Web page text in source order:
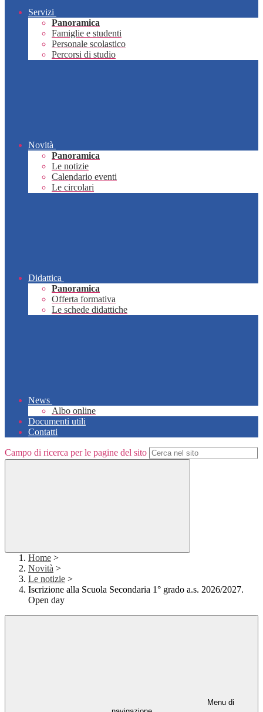
Servizi
Panoramica
Famiglie e studenti
Personale scolastico
Percorsi di studio
Novità
Panoramica
Le notizie
Calendario eventi
Le circolari
Didattica
Panoramica
Offerta formativa
Le schede didattiche
News
Albo online
Documenti utili
Contatti
Campo di ricerca per le pagine del sito
Home >
Novità >
Le notizie >
Iscrizione alla Scuola Secondaria 1° grado a.s. 2026/2027.
Open day
Menu di